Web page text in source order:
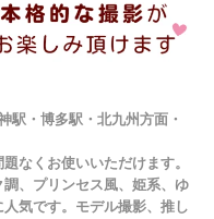
駅・博多駅・北九州方面・
なくお使いいただけます。
、プリンセス風、姫系、ゆ
気です。モデル撮影、推し